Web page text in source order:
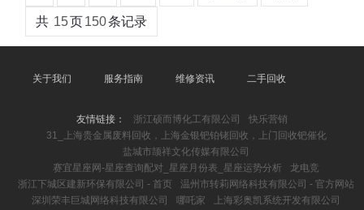
共 15页150条记录
关于我们 服务指南 维修资讯 二手回收
友情链接： 浙江硕而博化工有限公司
快乐营销
31_上海贵金属废料回收，上海金银钯铂铑回收，上门回收钯催化
盐城市颉祥文化传媒有限公司
赛宜星座网-星座查询配对_星座月份表_星座运势分析
龙电竞
浙江下城区建新环保有限公司 - 首页
温州市转莉网络科技有限公司 - 官方网站
深圳荣丰巨城网络科技有限公司
哪吒家
上海彩奥凯系统开发有限公司